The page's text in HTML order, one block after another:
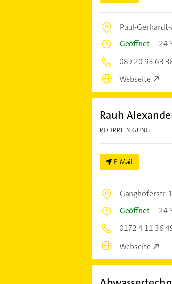
Paul-
Geöffnet–24
089 20 93 63
Webseite
Rauh
ROHRREINIGUNG
E-Mail
Ganghoferstr.
Geöffnet–24
0172 4 11 36
Webseite